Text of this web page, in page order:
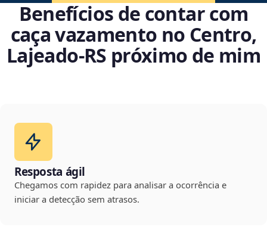
Benefícios de contar com
caça vazamento no Centro,
Lajeado‑RS próximo de mim
Resposta ágil
Chegamos com rapidez para analisar a ocorrência e
iniciar a detecção sem atrasos.